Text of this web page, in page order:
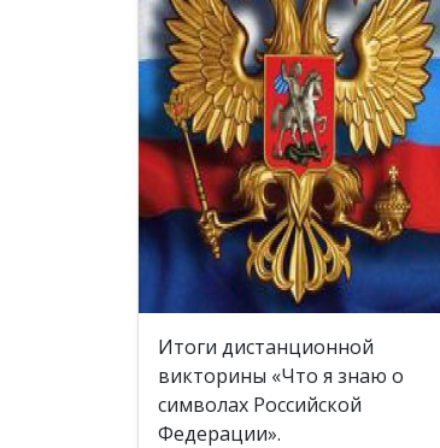
Итоги дистанционной
викторины «Что я знаю о
символах Российской
Федерации».